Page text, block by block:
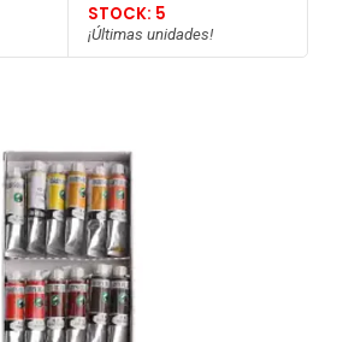
STOCK: 5
¡Últimas unidades!